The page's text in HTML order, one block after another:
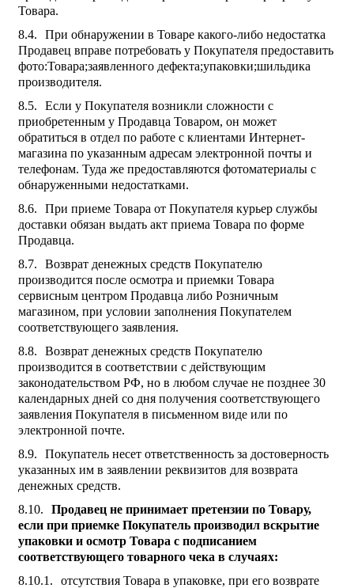
Товара.
При обнаружении в Товаре какого-либо недостатка
Продавец вправе потребовать у Покупателя предоставить
фото:Товара;заявленного дефекта;упаковки;шильдика
производителя.
Если у Покупателя возникли сложности с
приобретенным у Продавца Товаром, он может
обратиться в отдел по работе с клиентами Интернет-
магазина по указанным адресам электронной почты и
телефонам. Туда же предоставляются фотоматериалы с
обнаруженными недостатками.
При приеме Товара от Покупателя курьер службы
доставки обязан выдать акт приема Товара по форме
Продавца.
Возврат денежных средств Покупателю
производится после осмотра и приемки Товара
сервисным центром Продавца либо Розничным
магазином, при условии заполнения Покупателем
соответствующего заявления.
Возврат денежных средств Покупателю
производится в соответствии с действующим
законодательством РФ, но в любом случае не позднее 30
календарных дней со дня получения соответствующего
заявления Покупателя в письменном виде или по
электронной почте.
Покупатель несет ответственность за достоверность
указанных им в заявлении реквизитов для возврата
денежных средств.
Продавец не принимает претензии по Товару,
если при приемке Покупатель производил вскрытие
упаковки и осмотр Товара с подписанием
соответствующего товарного чека в случаях:
отсутствия Товара в упаковке, при его возврате